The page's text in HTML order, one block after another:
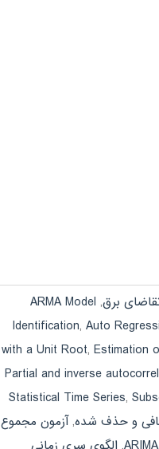
,
ARMA Model
Identification, Auto
with a Unit Root, Estimation
Partial and inverse
Statistical Time Series,
و حذف شده,آزمون مجموع